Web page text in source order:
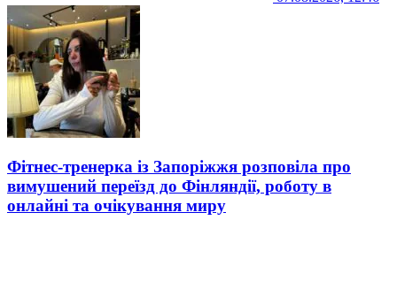
Фітнес-тренерка із Запоріжжя розповіла про
вимушений переїзд до Фінляндії, роботу в
онлайні та очікування миру